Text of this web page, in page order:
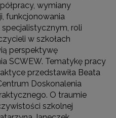
wymiany
funkcjonowania
roli
w szkołach
perspektywę
SCWEW. Tematykę pracy
przedstawiła Beata
Doskonalenia
O traumie
szkolnej